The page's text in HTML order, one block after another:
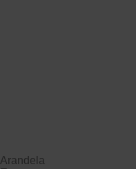
Arandela